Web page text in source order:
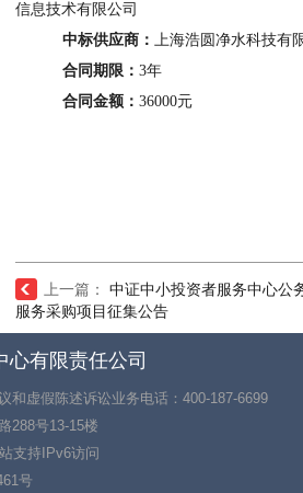
信息技术有限公司
中标供应商： 上海浩圆净水科技有
合同期限： 3年
合同金额： 36000元
上一篇：
中证中小投资者服务中心公
服务采购项目征集公告
有限责任公司
和虚假陈述诉讼业务电话：400-187-6699
288号13-15楼
支持IPv6访问
号